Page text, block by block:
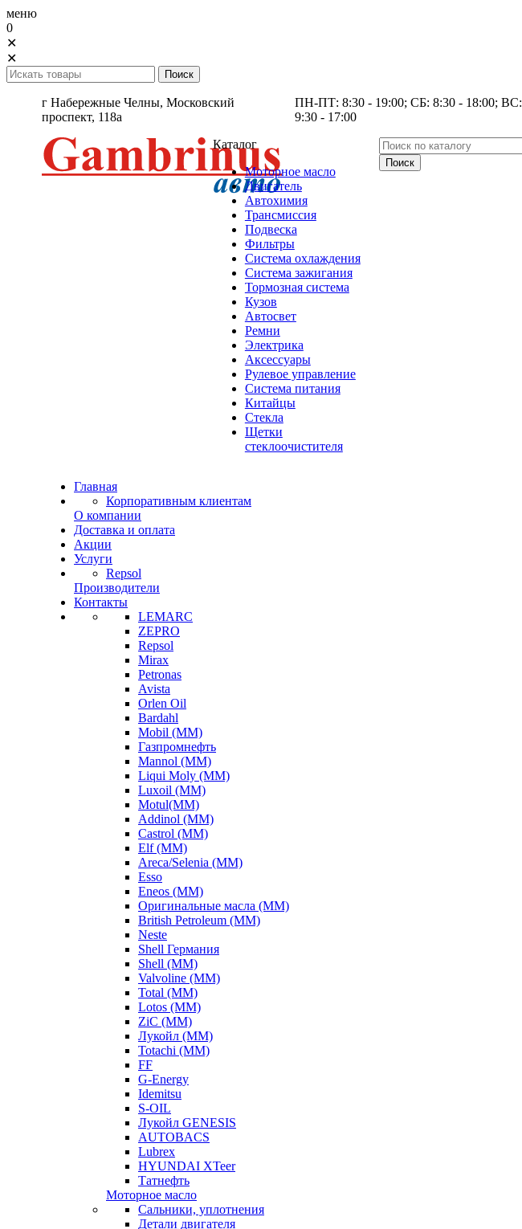
меню
0
✕
✕
г Набережные Челны, Московский
проспект, 118а
ПН-ПТ: 8:30 - 19:00; СБ: 8:30 - 18:00; ВС:
9:30 - 17:00
Каталог
Моторное масло
Двигатель
Автохимия
Трансмиссия
Подвеска
Фильтры
Система охлаждения
Система зажигания
Тормозная система
Кузов
Автосвет
Ремни
Электрика
Аксессуары
Рулевое управление
Система питания
Китайцы
Стекла
Щетки
стеклоочистителя
Главная
Корпоративным клиентам
О компании
Доставка и оплата
Акции
Услуги
Repsol
Производители
Контакты
LEMARC
ZEPRO
Repsol
Mirax
Petronas
Avista
Orlen Oil
Bardahl
Mobil (ММ)
Газпромнефть
Mannol (ММ)
Liqui Moly (ММ)
Luxoil (ММ)
Motul(ММ)
Addinol (ММ)
Castrol (ММ)
Elf (ММ)
Areca/Selenia (ММ)
Esso
Eneos (ММ)
Оригинальные масла (ММ)
British Petroleum (ММ)
Neste
Shell Германия
Shell (ММ)
Valvoline (ММ)
Total (ММ)
Lotos (ММ)
ZiC (ММ)
Лукойл (ММ)
Totachi (MM)
FF
G-Energy
Idemitsu
S-OIL
Лукойл GENESIS
AUTOBACS
Lubrex
HYUNDAI XTeer
Татнефть
Моторное масло
Сальники, уплотнения
Детали двигателя